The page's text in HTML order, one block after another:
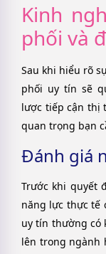
Kinh
phối và
Sau khi hiểu rõ
phối uy tín sẽ
lược tiếp cận thị
quan trọng bạn
Đánh giá
Trước khi quyết
năng lực thực tế
uy tín thường có
lên trong ngành